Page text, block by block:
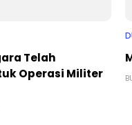
Telah
Operasi Militer